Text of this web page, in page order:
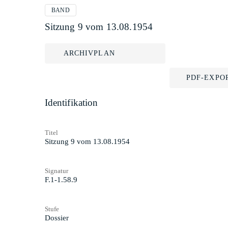
BAND
Sitzung 9 vom 13.08.1954
ARCHIVPLAN
PDF-
Identifikation
Titel
Sitzung 9 vom 13.08.1954
Signatur
F.1-1.58.9
Stufe
Dossier